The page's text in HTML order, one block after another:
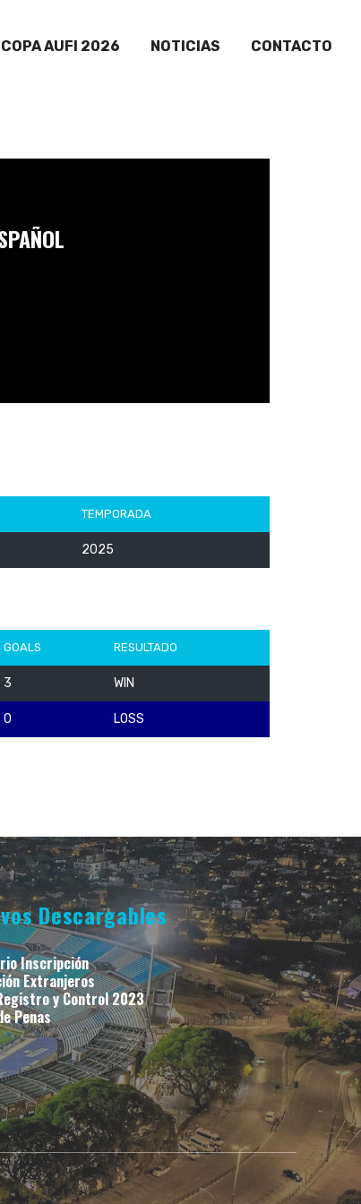
COPA AUFI 2026 NOTICIAS CONTACTO
TEMPORADA
2025
GOALS RESULTADO
3 WIN
0 LOSS
Descargables
Inscripción
Extranjeros
y Control 2023
Penas